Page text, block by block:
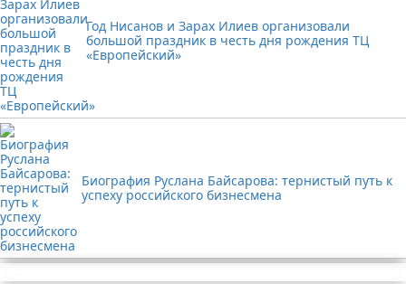
Год Нисанов и Зарах Илиев организовали
большой праздник в честь дня рождения ТЦ
«Европейский»
Биография Руслана Байсарова: тернистый путь к
успеху российского бизнесмена